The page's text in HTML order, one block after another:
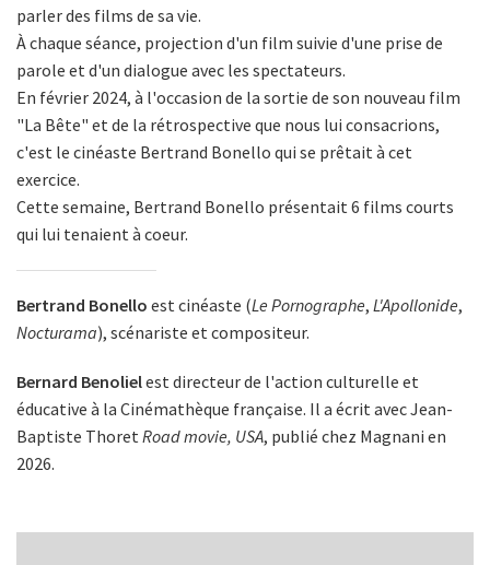
parler des films de sa vie.
À chaque séance, projection d'un film suivie d'une prise de
parole et d'un dialogue avec les spectateurs.
En février 2024, à l'occasion de la sortie de son nouveau film
"La Bête" et de la rétrospective que nous lui consacrions,
c'est le cinéaste Bertrand Bonello qui se prêtait à cet
exercice.
Cette semaine, Bertrand Bonello présentait 6 films courts
qui lui tenaient à coeur.
Bertrand Bonello est cinéaste (Le Pornographe, L'Apollonide,
Nocturama), scénariste et compositeur.
Bernard Benolielest directeur de l'action culturelle et
éducative à la Cinémathèque française. Il a écrit avec Jean-
Baptiste ThoretRoad movie, USA, publié chez Magnani en
2026.